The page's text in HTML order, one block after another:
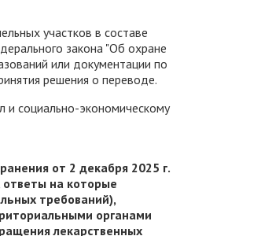
участков в составе
закона "Об охране
или документации по
решения о переводе.
и социально-экономическому
от 2 декабря 2025 г.
ответы на которые
требований),
органами
лекарственных